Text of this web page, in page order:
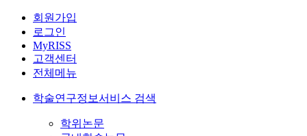
회원가입
로그인
MyRISS
고객센터
전체메뉴
학술연구정보서비스 검색
학위논문